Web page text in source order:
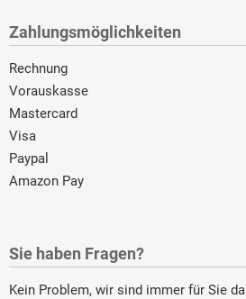
Zahlungsmöglichkeiten
Rechnung
Vorauskasse
Mastercard
Visa
Paypal
Amazon Pay
Sie haben Fragen?
Kein Problem, wir sind immer für Sie da